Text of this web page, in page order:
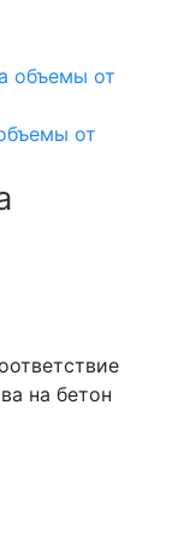
от
на бетон